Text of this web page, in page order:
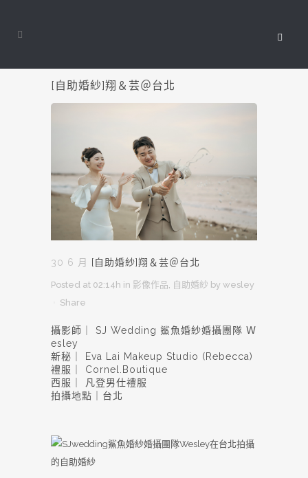
[自助婚紗]翔＆芸＠台北
30 6 月 [自助婚紗]翔＆芸＠台北
Posted at 02:14h in 影像作品, 自助婚紗 by wesley
Share
攝影師｜ SJ Wedding 鯊魚婚紗婚攝團隊 Ｗ
esley
新秘｜ Eva Lai Makeup Studio (Rebecca)
禮服｜ Cornel.Boutique
西服｜ 凡登男仕禮服
拍攝地點｜台北